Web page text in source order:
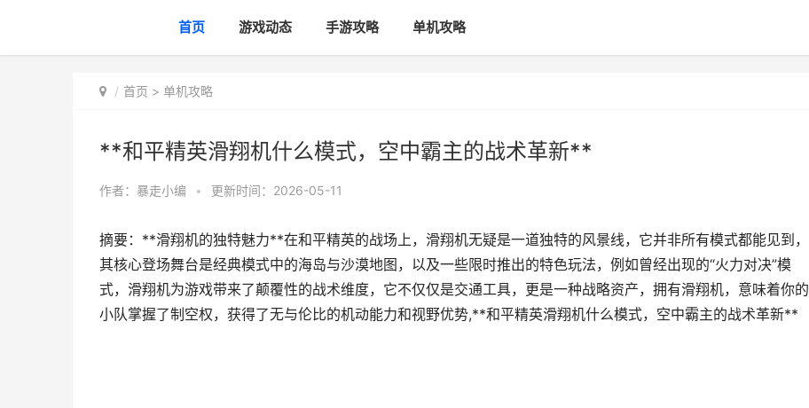
首页 游戏动态 手游攻略 单机攻略
首页 > 单机攻略
**和平精英滑翔机什么模式，空中霸主的战术革新**
作者： 暴走小编 • 更新时间：2026-05-11
摘要：**滑翔机的独特魅力**在和平精英的战场上，滑翔机无疑是一道独特的风景线，它并非所有模式都能见到，
其核心登场舞台是经典模式中的海岛与沙漠地图，以及一些限时推出的特色玩法，例如曾经出现的“火力对决”模
式，滑翔机为游戏带来了颠覆性的战术维度，它不仅仅是交通工具，更是一种战略资产，拥有滑翔机，意味着你的
小队掌握了制空权，获得了无与伦比的机动能力和视野优势,**和平精英滑翔机什么模式，空中霸主的战术革新**